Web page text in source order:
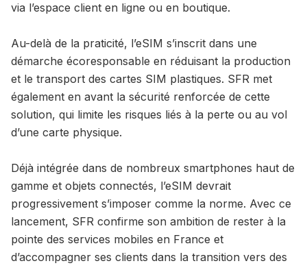
via l’espace client en ligne ou en boutique.
Au-delà de la praticité, l’eSIM s’inscrit dans une
démarche écoresponsable en réduisant la production
et le transport des cartes SIM plastiques. SFR met
également en avant la sécurité renforcée de cette
solution, qui limite les risques liés à la perte ou au vol
d’une carte physique.
Déjà intégrée dans de nombreux smartphones haut de
gamme et objets connectés, l’eSIM devrait
progressivement s’imposer comme la norme. Avec ce
lancement, SFR confirme son ambition de rester à la
pointe des services mobiles en France et
d’accompagner ses clients dans la transition vers des